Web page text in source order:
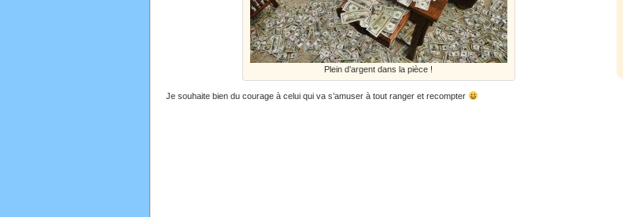
Plein d’argent dans la pièce !
Je souhaite bien du courage à celui qui va s’amuser à tout ranger et recompter